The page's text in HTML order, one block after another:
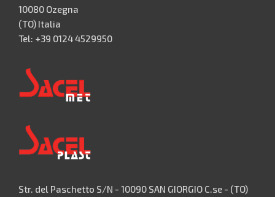
10080 Ozegna
(TO) Italia
Tel: +39 0124 4529950
Str. del Paschetto S/N - 10090 SAN GIORGIO C.se - (TO)